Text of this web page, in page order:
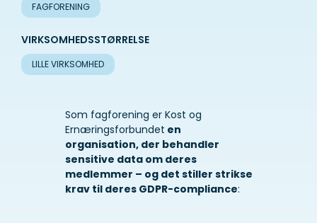
FAGFORENING
VIRKSOMHEDSSTØRRELSE
LILLE VIRKSOMHED
Som fagforening er Kost og
Ernæringsforbundet en
organisation, der behandler
sensitive data om deres
medlemmer – og det stiller strikse
krav til deres GDPR-compliance: